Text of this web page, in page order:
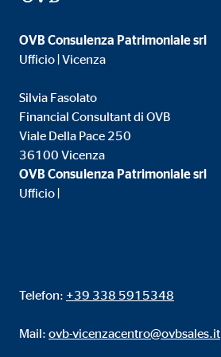
OVB Consulenza Patrimoniale srl
Ufficio | Vicenza
Silvia Fasolato
Financial Consultant di OVB
Viale Della Pace 250
36100 Vicenza
OVB Consulenza Patrimoniale srl
Ufficio |
Telefon: +39 338 5915348
Mail: ovb-vicenzacentro@ovbsales.it